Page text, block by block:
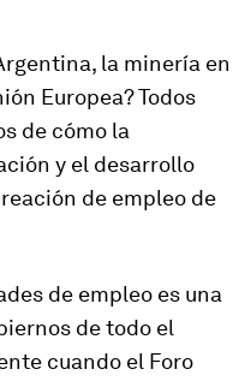
la minería en
Europea? Todos
de cómo la
y el desarrollo
de empleo de
de empleo es una
de todo el
cuando el Foro